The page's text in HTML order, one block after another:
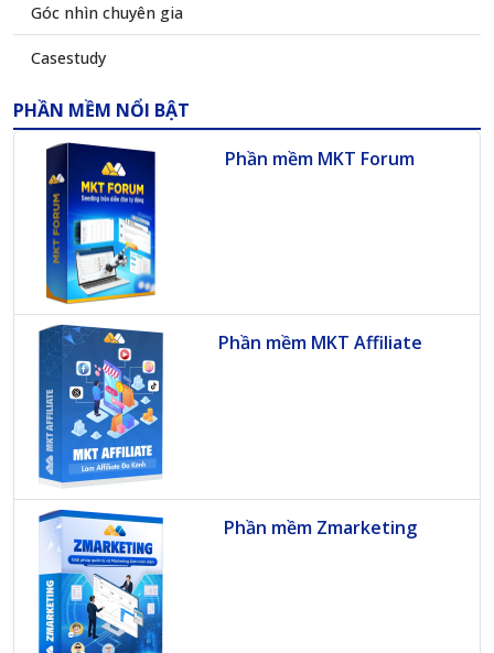
Góc nhìn chuyên gia
Casestudy
PHẦN MỀM NỔI BẬT
Phần mềm MKT Forum
Phần mềm MKT Affiliate
Phần mềm Zmarketing